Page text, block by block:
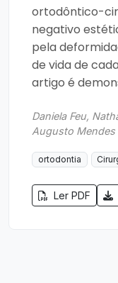
ortodôntico-
negativo
pela
de vida de
artigo é
Daniela Feu,
Augusto Mendes
ortodontia
Ler PDF